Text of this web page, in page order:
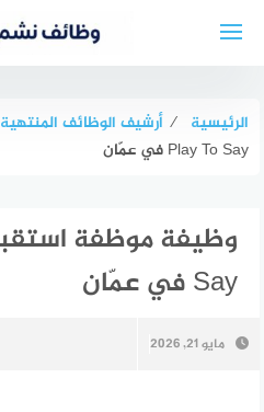
الرئيسية ⁄ أرشيف الوظائف المنتهية
Play To Say في عمّان
Say في عمّان
مايو 21, 2026